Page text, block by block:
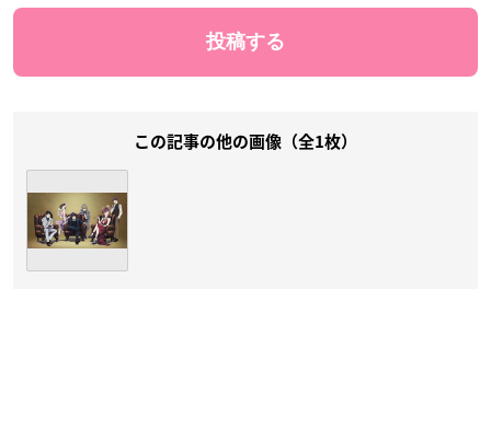
この記事の他の画像（全1枚）